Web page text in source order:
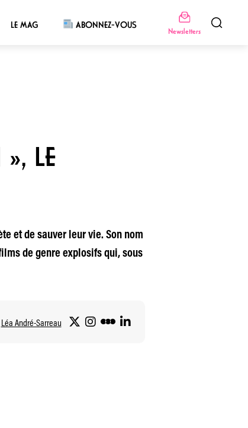
LE MAG ABONNEZ-VOUS
Newsletters
», LE
et de sauver leur vie. Son nom
de genre explosifs qui, sous
Léa André-Sarreau